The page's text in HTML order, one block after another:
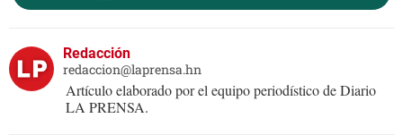
Redacción
redaccion@laprensa.hn
Artículo elaborado por el equipo periodístico de Diario
LA PRENSA.